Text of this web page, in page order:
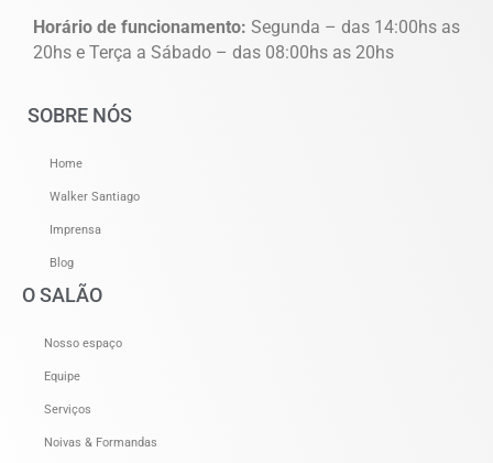
Horário de funcionamento: Segunda – das 14:00hs as
20hs e Terça a Sábado – das 08:00hs as 20hs
SOBRE NÓS
Home
Walker Santiago
Imprensa
Blog
O SALÃO
Nosso espaço
Equipe
Serviços
Noivas & Formandas